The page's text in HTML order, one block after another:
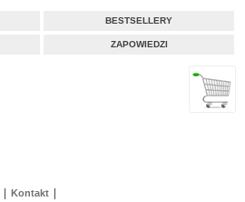
BESTSELLERY
ZAPOWIEDZI
Kontakt